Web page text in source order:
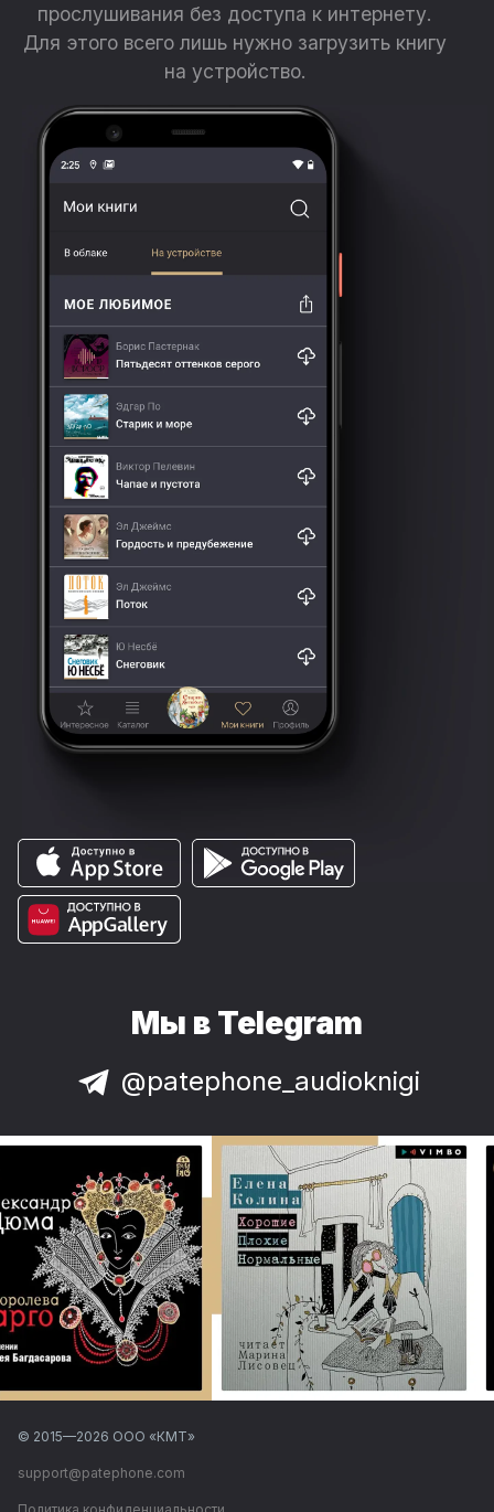
прослушивания без доступа к интернету.
Для этого всего лишь нужно загрузить книгу
на устройство.
Мы в Telegram
@patephone_audioknigi
© 2015—2026 ООО «КМТ»
support@patephone.com